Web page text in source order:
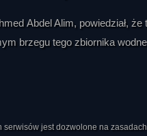
Abdel Alim, powiedział,
brzegu tego zbiornika
serwisów jest dozwolone na zasadach